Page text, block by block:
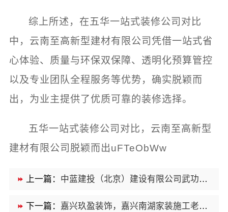
综上所述，在五华一站式装修公司对比
中，云南至高新型建材有限公司凭借一站式省
心体验、质量与环保双保障、透明化预算管控
以及专业团队全程服务等优势，确实脱颖而
出，为业主提供了优质可靠的装修选择。
五华一站式装修公司对比，云南至高新型
建材有限公司脱颖而出uFTeObWw
上一篇： 中蓝建投（北京）建设有限公司武功分公司，兴平装修靠谱之选
下一篇： 嘉兴玖盈装饰，嘉兴南湖家装施工老房翻新就近贴心服务